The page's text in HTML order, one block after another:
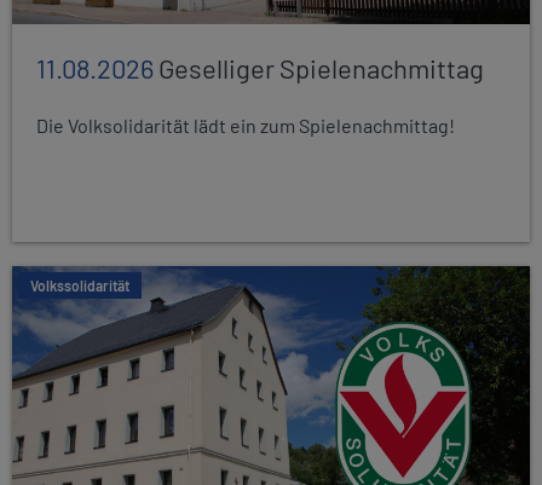
11.08.2026Geselliger Spielenachmittag
Die Volksolidarität lädt ein zum Spielenachmittag!
Volkssolidarität